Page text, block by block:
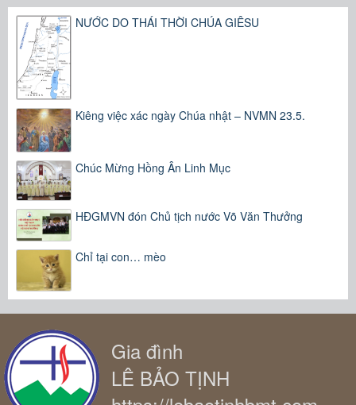
NƯỚC DO THÁI THỜI CHÚA GIÊSU
Kiêng việc xác ngày Chúa nhật – NVMN 23.5.
Chúc Mừng Hồng Ân Linh Mục
HĐGMVN đón Chủ tịch nước Võ Văn Thưởng
Chỉ tại con… mèo
Gia đình
LÊ BẢO TỊNH